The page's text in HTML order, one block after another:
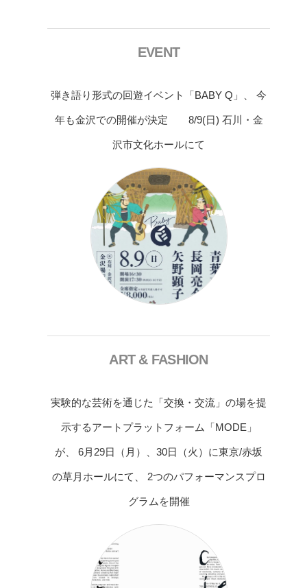
EVENT
弾き語り形式の回遊イベント「BABY Q」、 今
年も金沢での開催が決定 8/9(日) 石川・金
沢市文化ホールにて
ART & FASHION
実験的な芸術を通じた「交換・交流」の場を提
示するアートプラットフォーム「MODE」
が、 6月29日（月）、30日（火）に東京/赤坂
の草月ホールにて、 2つのパフォーマンスプロ
グラムを開催